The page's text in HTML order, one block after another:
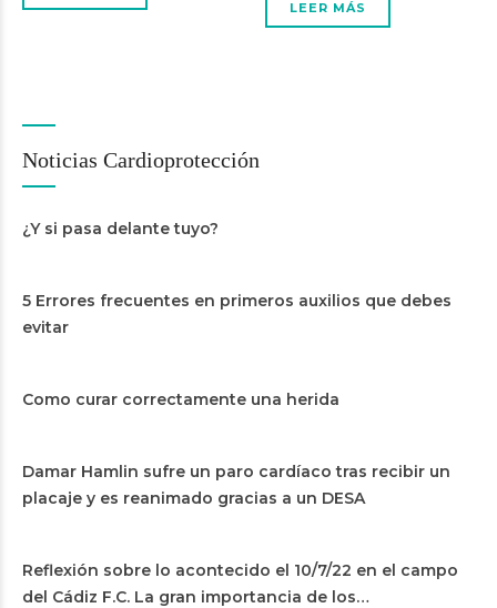
LEER MÁS
Noticias Cardioprotección
¿Y si pasa delante tuyo?
5 Errores frecuentes en primeros auxilios que debes
evitar
Como curar correctamente una herida
Damar Hamlin sufre un paro cardíaco tras recibir un
placaje y es reanimado gracias a un DESA
Reflexión sobre lo acontecido el 10/7/22 en el campo
del Cádiz F.C. La gran importancia de los